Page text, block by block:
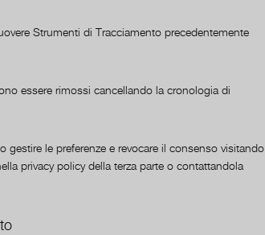
Strumenti di Tracciamento precedentemente
essere rimossi cancellando la cronologia di
le preferenze e revocare il consenso visitando
privacy policy della terza parte o contattandola